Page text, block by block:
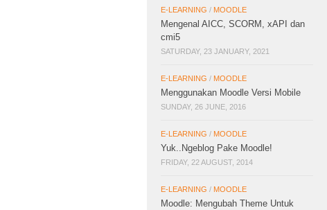
E-LEARNING / MOODLE
Mengenal AICC, SCORM, xAPI dan
cmi5
SATURDAY, 23 JANUARY, 2021
E-LEARNING / MOODLE
Menggunakan Moodle Versi Mobile
SUNDAY, 26 JUNE, 2016
E-LEARNING / MOODLE
Yuk..Ngeblog Pake Moodle!
FRIDAY, 22 AUGUST, 2014
E-LEARNING / MOODLE
Moodle: Mengubah Theme Untuk